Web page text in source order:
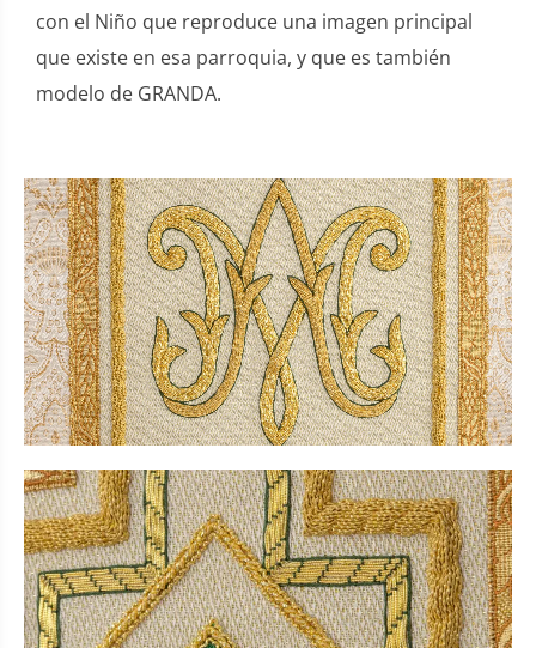
con el Niño que reproduce una imagen principal
que existe en esa parroquia, y que es también
modelo de GRANDA.